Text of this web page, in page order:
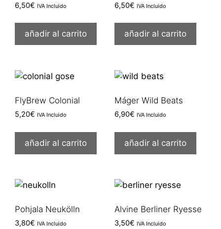
6,50€ IVA Incluido
añadir al carrito
6,50€ IVA Incluido
añadir al carrito
FlyBrew Colonial
5,20€ IVA Incluido
añadir al carrito
Máger Wild Beats
6,90€ IVA Incluido
añadir al carrito
Pohjala Neukölln
3,80€ IVA Incluido
Alvine Berliner Ryesse
3,50€ IVA Incluido